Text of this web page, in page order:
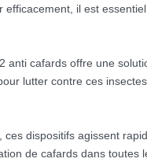
efficacement, il est
anti cafards offre une
lutter contre ces insectes
ces dispositifs agissent
de cafards dans toutes